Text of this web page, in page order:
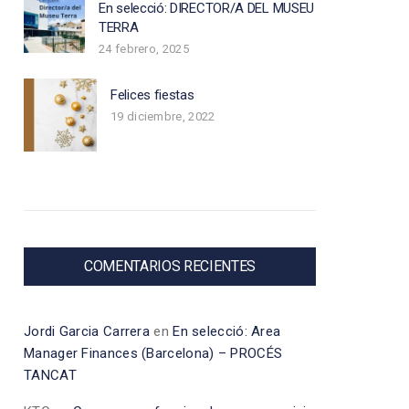
En selecció: DIRECTOR/A DEL MUSEU
TERRA
24 febrero, 2025
Felices fiestas
19 diciembre, 2022
COMENTARIOS RECIENTES
Jordi Garcia Carrera enEn selecció: Area
Manager Finances (Barcelona) – PROCÉS
TANCAT